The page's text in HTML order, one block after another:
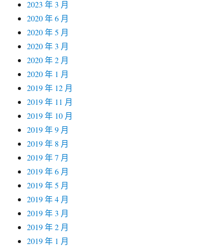
2023 年 3 月
2020 年 6 月
2020 年 5 月
2020 年 3 月
2020 年 2 月
2020 年 1 月
2019 年 12 月
2019 年 11 月
2019 年 10 月
2019 年 9 月
2019 年 8 月
2019 年 7 月
2019 年 6 月
2019 年 5 月
2019 年 4 月
2019 年 3 月
2019 年 2 月
2019 年 1 月